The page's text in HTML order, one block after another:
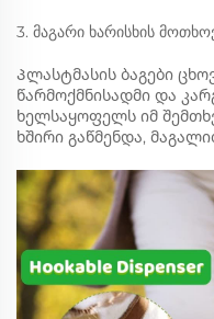
3. მაგარი ხარისხის
Პლასტმასის ბაგები
წარმოქმნისადმი და
ხელსაყოფელს იმ
ხშირი გაწმენდა,